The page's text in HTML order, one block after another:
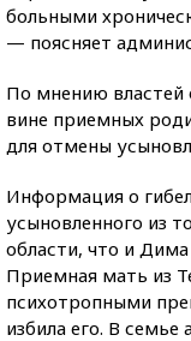
больными
— поясняет
По мнению властей
вине приемных
для отмены
Информация о
усыновленного из
области, что и
Приемная мать из
психотропными
избила его. В